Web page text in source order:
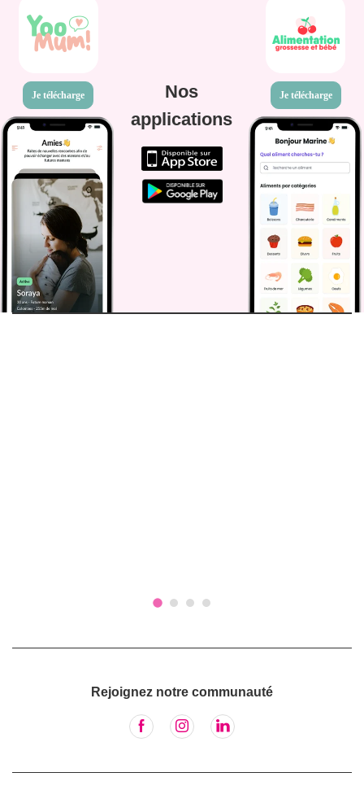
Je télécharge
Nos
applications
Je télécharge
Rejoignez notre communauté